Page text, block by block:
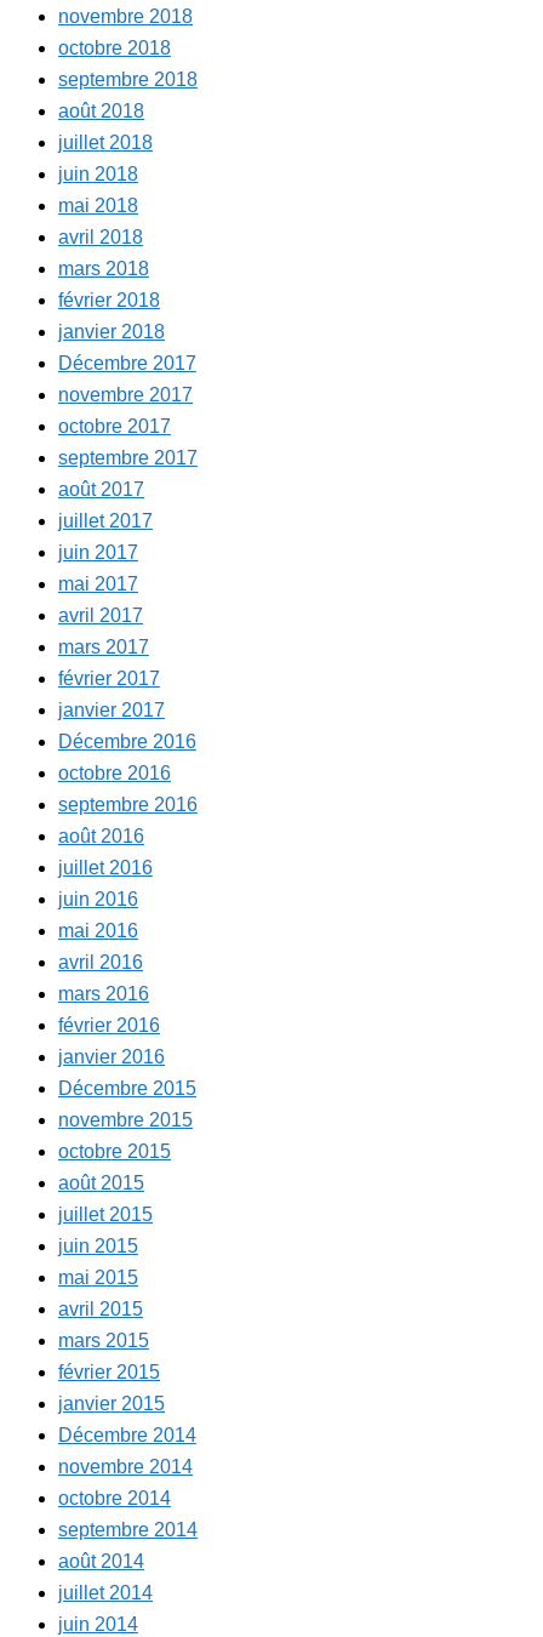
novembre 2018
octobre 2018
septembre 2018
août 2018
juillet 2018
juin 2018
mai 2018
avril 2018
mars 2018
février 2018
janvier 2018
Décembre 2017
novembre 2017
octobre 2017
septembre 2017
août 2017
juillet 2017
juin 2017
mai 2017
avril 2017
mars 2017
février 2017
janvier 2017
Décembre 2016
octobre 2016
septembre 2016
août 2016
juillet 2016
juin 2016
mai 2016
avril 2016
mars 2016
février 2016
janvier 2016
Décembre 2015
novembre 2015
octobre 2015
août 2015
juillet 2015
juin 2015
mai 2015
avril 2015
mars 2015
février 2015
janvier 2015
Décembre 2014
novembre 2014
octobre 2014
septembre 2014
août 2014
juillet 2014
juin 2014